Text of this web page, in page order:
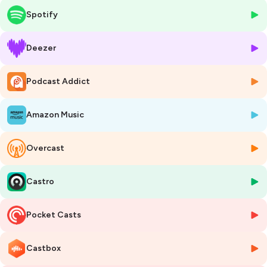
prouesses techniques et comment elle influence vos décisions
quotidiennes, parfois à votre insu.
Nous abordons également des questions cruciales : l’impact
écologique de ces technologies, les enjeux éthiques liés à la collecte et
l’utilisation des données, et ce que l’IA dit de nos sociétés modernes. À
travers des exemples concrets et des réflexions profondes, Laura vous
dans votre vie. Un épisode essentiel pour comprendre ce que l’IA révèle
sur vous… et sur ce que vous préférez ignorer.
Hébergé par Ausha. Visitez
pour plus d'informations.
Spotify
Deezer
Podcast Addict
Amazon Music
Overcast
Castro
Pocket Casts
Castbox